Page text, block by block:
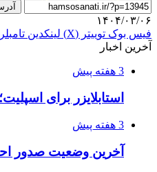
۱۴۰۴/۰۳/۰۶
فیس بوک توییتر (X) لینکدین ‫تامبلر
آخرین اخبار
3 هفته پیش
استابلایزر برای
3 هفته پیش
آخرین وضعیت صدور